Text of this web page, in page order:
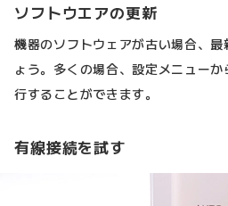
ソフトウエアの更新
機器のソフトウェアが古い場合、
ょう。多くの場合、設定メニュー
行することができます。
有線接続を試す